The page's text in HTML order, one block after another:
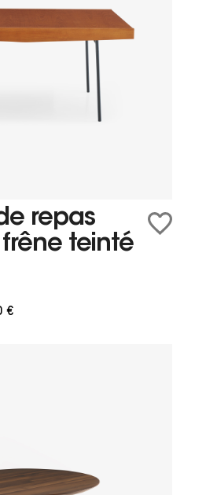
repas
teinté
€